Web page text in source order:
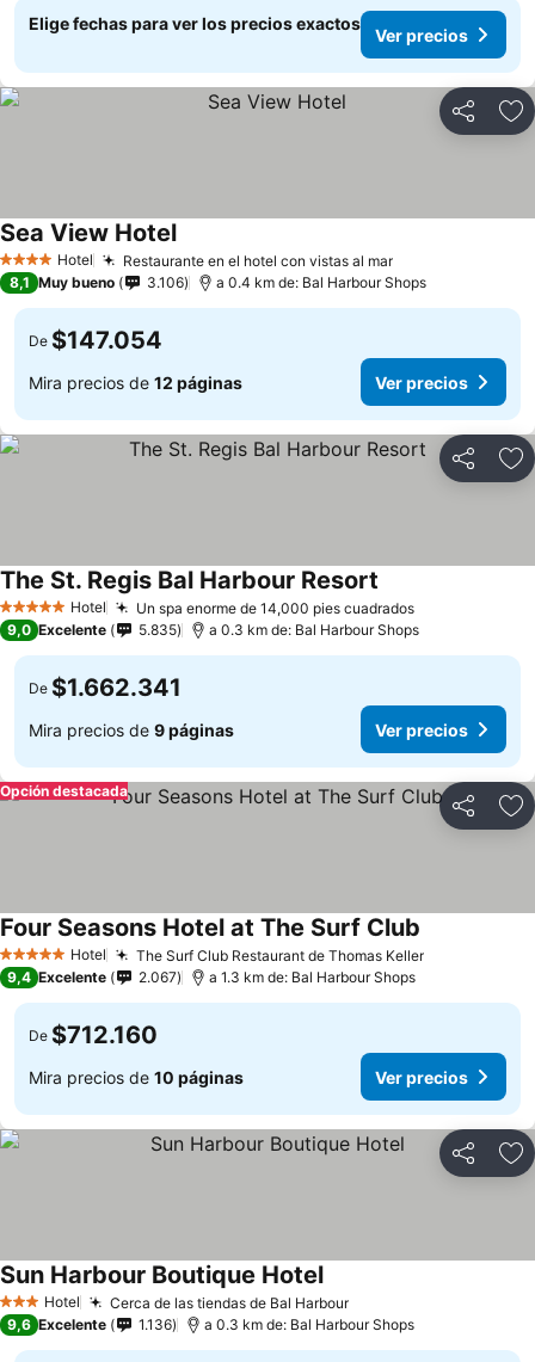
Elige fechas para ver los precios exactos
Ver precios
Compartir
4 EstrellasHotel Restaurante en el hotel con vistas al mar
Sea View Hotel
8,1 Muy bueno 3.106 a 0.4 km de: Bal Harbour Shops
De $147.054
Mira precios de 12 páginas Ver precios
Compartir
5 Estrellas Hotel Un spa enorme de 14,000 pies cuadrados
The St. Regis Bal Harbour Resort
9,0 Excelente 5.835 a 0.3 km de: Bal Harbour Shops
De $1.662.341
Mira precios de 9 páginas Ver precios
Compartir
Opción destacada
5 Estrellas Hotel The Surf Club Restaurant de Thomas Keller
Four Seasons Hotel at The Surf Club
9,4 Excelente 2.067 a 1.3 km de: Bal Harbour Shops
De $712.160
Mira precios de 10 páginas Ver precios
Compartir
3 Estrellas
Hotel Cerca de las tiendas de Bal Harbour
Sun Harbour Boutique Hotel
9,6 Excelente 1.136 a 0.3 km de: Bal Harbour Shops